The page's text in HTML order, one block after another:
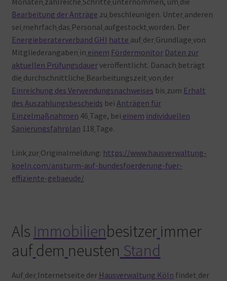
Bearbeitung der Anträge zu beschleunigen. Unter anderen
sei mehrfach das Personal aufgestockt worden. Der
Energieberaterverband GHI hatte auf der Grundlage von
Mitgliederangaben in einem Fördermonitor Daten zur
aktuellen Prüfungsdauerveröffentlicht. Danach beträgt
die durchschnittliche Bearbeitungszeit von der
Einreichung des Verwendungsnachweises bis zum Erhalt
des Auszahlungsbescheids bei Anträgen für
Einzelmaßnahmen 46 Tage, bei einem individuellen
Sanierungsfahrplan 118 Tage.
Link zur Originalmeldung: https://www.hausverwaltung-
koeln.com/ansturm-auf-bundesfoerderung-fuer-
effiziente-gebaeude/
Als Immobilienbesitzer immer
auf dem neusten Stand
Auf der Internetseite der Hausverwaltung Köln findet der